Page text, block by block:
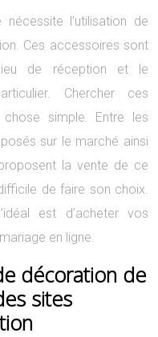
l’utilisation de
Ces accessoires sont
de réception et le
Chercher ces
simple. Entre les
sur le marché ainsi
la vente de ce
de faire son choix.
est d’acheter vos
en ligne.
décoration de
sites